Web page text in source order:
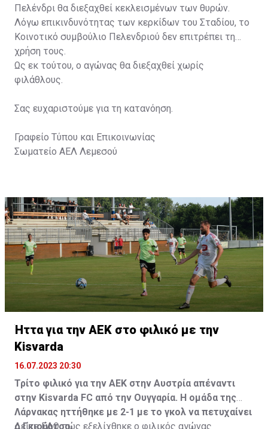
Πελένδρι θα διεξαχθεί κεκλεισμένων των θυρών.
Λόγω επικινδυνότητας των κερκίδων του Σταδίου, το
Κοινοτικό συμβούλιο Πελενδριού δεν επιτρέπει τη
χρήση τους.
Ως εκ τούτου, ο αγώνας θα διεξαχθεί χωρίς
φιλάθλους.
Σας ευχαριστούμε για τη κατανόηση.
Γραφείο Τύπου και Επικοινωνίας
Σωματείο ΑΕΛ Λεμεσού
Ήττα για την ΑΕΚ στο φιλικό με την
Kisvarda
16.07.2023 20:30
Τρίτο φιλικό για την ΑΕΚ στην Αυστρία απέναντι
στην Kisvarda FC από την Ουγγαρία. Η ομάδα της
Λάρνακας ηττήθηκε με 2-1 με το γκολ να πετυχαίνει
ο Γκιούρτσο.
ΔείτεΕΔΩπώς εξελίχθηκε ο φιλικός αγώνας